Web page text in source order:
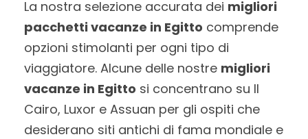
La nostra selezione accurata dei migliori
pacchetti vacanze in Egitto comprende
opzioni stimolanti per ogni tipo di
viaggiatore. Alcune delle nostre migliori
vacanze in Egitto si concentrano su Il
Cairo, Luxor e Assuan per gli ospiti che
desiderano siti antichi di fama mondiale e